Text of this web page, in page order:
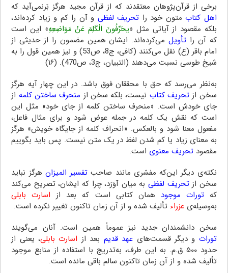
برخی از قرآن‌پژوهان معتقدند که از قرآن مجید هرگز بَرنمی‌آید که
اهل کتابمتون خود را تحریف لفظی و آن را کم و زیاد کرده‌اند،
بلکه مقصود از آیاتی مثل «یحَرِّفُونَ الْکَلِمَ عَنْ مَوَاضِعِهِ» این است
که آن را تأویلمی‌کرده‌اند. ایشان همین مضمون را از حدیثی از
امام باقر (ع) نقل می‌کنند (کافی، ج8، ص53) و نیز همین قول را به
شیخ طوسی نسبت می‌دهند (التبیان، ج3، ص470). (۱۶)
به‌نظر می‌رسد که حق با محققان فوق باشد. در این چهار آیه هرگز
سخن از تحریف کتاب نیست، بلکه سخن از منحرف ساختن کلمه از
جای خودش است. «منحرف ساختن کلمه از جای خود» مثل این
است که نقش یک کلمه در جمله عوض شود و برای مثال فاعل،
مفعول معنا شود و بالعکس. «انحراف کلمه از جایگاه خویش» هرگز
به معنای زیاد یا کم شدن لفظ در یک متن نیست. پس باید بگوییم
مقصودتحریف معنوی است.
نکته‌ی دیگر این‌که مفسّری مانند صاحب تفسیر المیزان هرگز نباید
سخن ازتحریف لفظی به میان آوَرَد، چرا که ایشان، تصریح می‌کند
کهتورات موجود همان کتابی است که بعد از اسارت بابلی
به‌وسیله‌یعزراء تألیف شده و از آن زمان تاکنون تغییر نکرده است.
سخن دانشمندان جدید نیز عموماً همین است. آنان می‌گویند
تورات و دیگر قسمت‌های عهد قدیم بعد از اسارت بابلی، یعنی از
حدود ۵۰۰ ق.م. به این طرف، به‌تدریج با استفاده از منابع موجود
تألیف شده و از آن زمان تاکنون سالم باقی مانده است.